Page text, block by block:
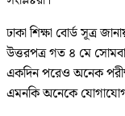
ঢাকা শিক্ষা বোর্ড সূত্র
উত্তরপত্র গত ৪ মে
একদিন পরেও অনেক
এমনকি অনেকে